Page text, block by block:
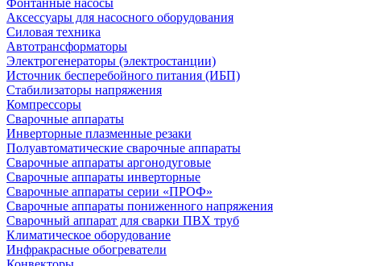
Фонтанные насосы
Аксессуары для насосного оборудования
Силовая техника
Автотрансформаторы
Электрогенераторы (электростанции)
Источник бесперебойного питания (ИБП)
Стабилизаторы напряжения
Компрессоры
Сварочные аппараты
Инверторные плазменные резаки
Полуавтоматические сварочные аппараты
Сварочные аппараты аргонодуговые
Сварочные аппараты инверторные
Сварочные аппараты серии «ПРОФ»
Сварочные аппараты пониженного напряжения
Сварочный аппарат для сварки ПВХ труб
Климатическое оборудование
Инфракрасные обогреватели